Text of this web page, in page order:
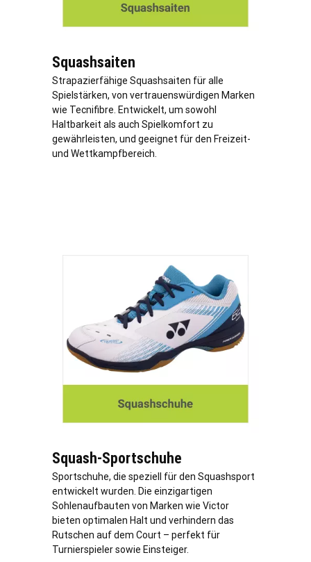
Squashsaiten
Strapazierfähige Squashsaiten für alle
Spielstärken, von vertrauenswürdigen Marken
wie Tecnifibre. Entwickelt, um sowohl
Haltbarkeit als auch Spielkomfort zu
gewährleisten, und geeignet für den Freizeit-
und Wettkampfbereich.
Squash-Sportschuhe
Sportschuhe, die speziell für den Squashsport
entwickelt wurden. Die einzigartigen
Sohlenaufbauten von Marken wie Victor
bieten optimalen Halt und verhindern das
Rutschen auf dem Court – perfekt für
Turnierspieler sowie Einsteiger.